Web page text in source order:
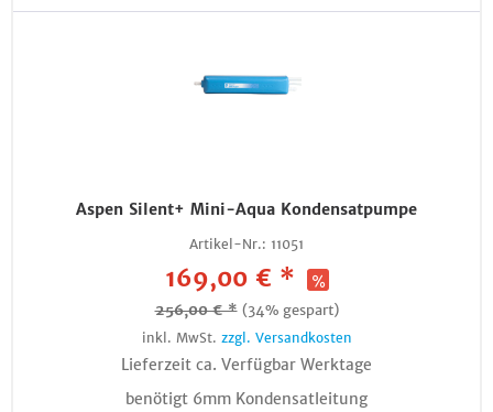
Aspen Silent+ Mini-Aqua Kondensatpumpe
Artikel-Nr.: 11051
169,00 € *
256,00 € * (34% gespart)
inkl. MwSt. zzgl. Versandkosten
Lieferzeit ca. Verfügbar Werktage
benötigt 6mm Kondensatleitung